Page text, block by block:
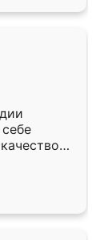
почти